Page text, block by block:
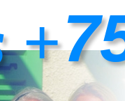
+